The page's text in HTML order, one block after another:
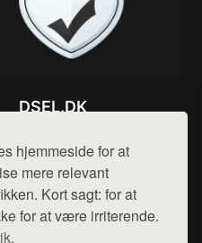
hjemmeside for at
mere relevant
Kort sagt: for at
for at være irriterende.
DSEL.DK
Mail: hej@want.dk
Cookie- og privatlivspolitik